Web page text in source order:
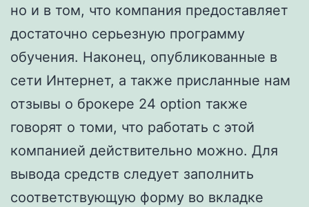
но и в том, что компания предоставляет
достаточно серьезную программу
обучения. Наконец, опубликованные в
сети Интернет, а также присланные нам
отзывы о брокере 24 option также
говорят о томи, что работать с этой
компанией действительно можно. Для
вывода средств следует заполнить
соответствующую форму во вкладке